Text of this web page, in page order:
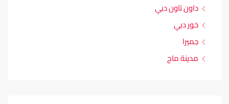
داون تاون دبي
خور دبي
جميرا
مدينة ماج